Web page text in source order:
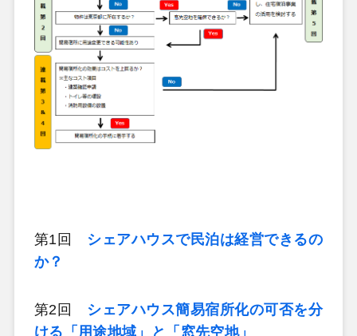
第1回 シェアハウスで民泊は経営できるの
か？
第2回 シェアハウス簡易宿所化の可否を分
ける「用途地域」と「窓先空地」